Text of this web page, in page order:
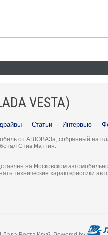
VESTA)
· Статьи · Интервью ·
от АВТОВАЗа, собранный на
Стив Маттин.
на Московском
технические характеристики